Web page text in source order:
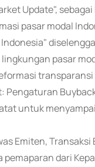
Update",
pasar modal
pasar
Pengaturan
untuk
Emiten, Transaksi
dari